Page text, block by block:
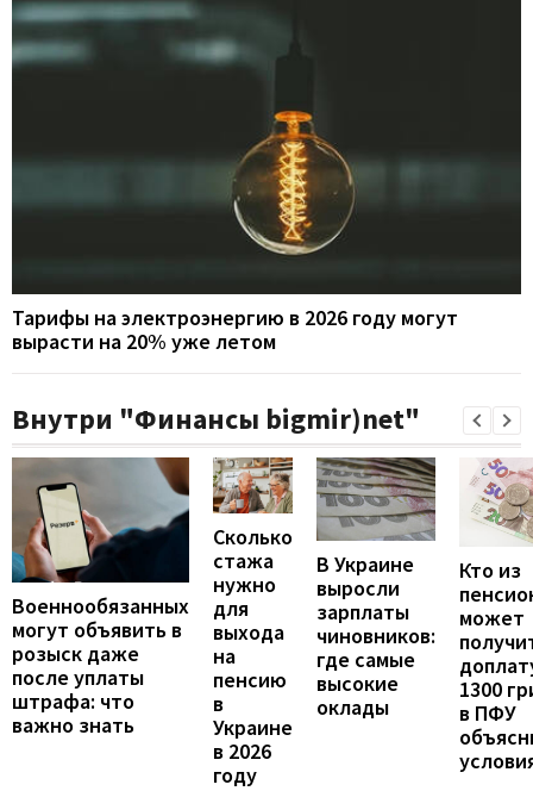
Тарифы на электроэнергию в 2026 году могут
вырасти на 20% уже летом
Внутри "Финансы bigmir)net"
Военнообязанных
могут объявить в
розыск даже
после уплаты
штрафа: что
важно знать
Сколько
стажа
нужно
для
выхода
на
пенсию
в
Украине
в 2026
году
В Украине
выросли
зарплаты
чиновников:
где самые
высокие
оклады
Кто из
может
1300
в ПФУ